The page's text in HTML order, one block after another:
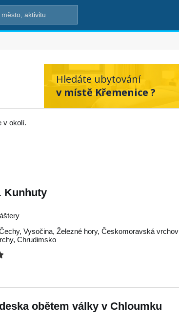
Hledáte ubytování
v místě Křemenice ?
v okolí.
Kunhuty
, Vysočina, Železné hory, Českomoravská
, Chrudimsko
obětem války v Chloumku